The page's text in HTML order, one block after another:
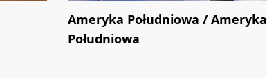
Ameryka Południowa / Ameryka
Południowa